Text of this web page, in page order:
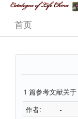
首页
1 篇参考文献关于
作者:
-